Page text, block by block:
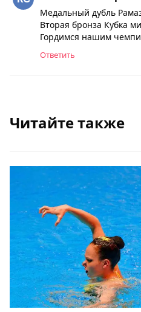
Медальный дубль
Вторая бронза Кубка
Гордимся нашим
Ответить
Читайте также